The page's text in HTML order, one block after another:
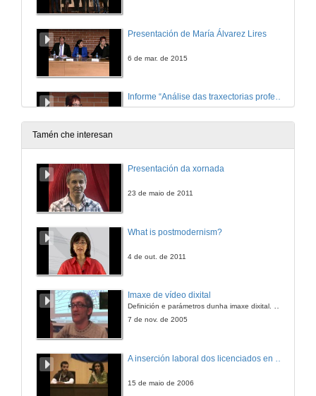
Presentación de María Álvarez Lires
6 de mar. de 2015
Informe “Análise das traxectorias profesionais de mulleres na Universidade de Vigo"
6 de mar. de 2015
Tamén che interesan
Presentación da xornada
23 de maio de 2011
What is postmodernism?
4 de out. de 2011
Imaxe de vídeo dixital
7 de nov. de 2005
15 de maio de 2006